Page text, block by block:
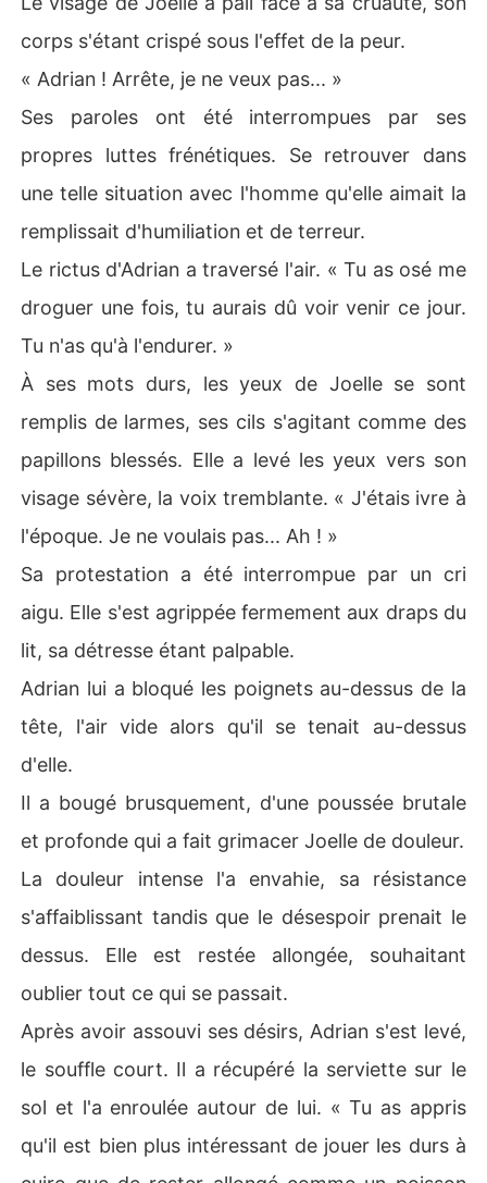
corps s'étant crispé sous l'effet de la peur.
« Adrian ! Arrête, je ne veux pas... »
Ses paroles ont été interrompues par ses
propres luttes frénétiques. Se retrouver dans
une telle situation avec l'homme qu'elle aimait la
remplissait d'humiliation et de terreur.
Le rictus d'Adrian a traversé l'air. « Tu as osé me
droguer une fois, tu aurais dû voir venir ce jour.
Tu n'as qu'à l'endurer. »
À ses mots durs, les yeux de Joelle se sont
remplis de larmes, ses cils s'agitant comme des
papillons blessés. Elle a levé les yeux vers son
visage sévère, la voix tremblante. « J'étais ivre à
l'époque. Je ne voulais pas... Ah ! »
Sa protestation a été interrompue par un cri
aigu. Elle s'est agrippée fermement aux draps du
lit, sa détresse étant palpable.
Adrian lui a bloqué les poignets au-dessus de la
tête, l'air vide alors qu'il se tenait au-dessus
d'elle.
Il a bougé brusquement, d'une poussée brutale
et profonde qui a fait grimacer Joelle de douleur.
La douleur intense l'a envahie, sa résistance
s'affaiblissant tandis que le désespoir prenait le
dessus. Elle est restée allongée, souhaitant
oublier tout ce qui se passait.
Après avoir assouvi ses désirs, Adrian s'est levé,
le souffle court. Il a récupéré la serviette sur le
sol et l'a enroulée autour de lui. « Tu as appris
qu'il est bien plus intéressant de jouer les durs à